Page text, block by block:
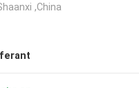
,China